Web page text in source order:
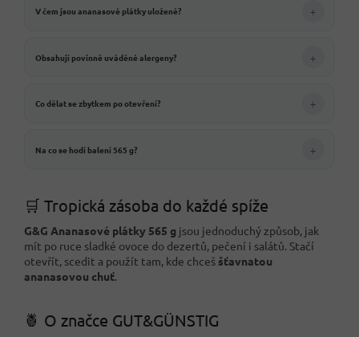
V čem jsou ananasové plátky uložené? +
Obsahují povinně uváděné alergeny? +
Co dělat se zbytkem po otevření? +
Na co se hodí balení 565 g? +
🛒 Tropická zásoba do každé spíže
G&G Ananasové plátky 565 g jsou jednoduchý způsob, jak
mít po ruce sladké ovoce do dezertů, pečení i salátů. Stačí
otevřít, scedit a použít tam, kde chceš šťavnatou
ananasovou chuť.
🍍 O značce GUT&GÜNSTIG